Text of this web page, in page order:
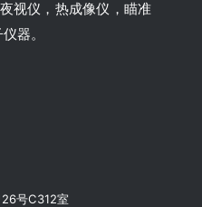
视仪，热成像仪，瞄准
器。
号C312室